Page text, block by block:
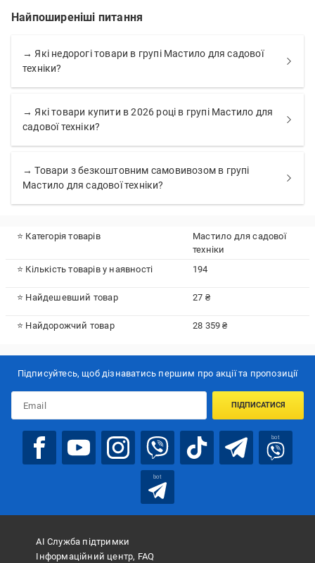
Найпоширеніші питання
→ Які недорогі товари в групі Мастило для садової
техніки?
→ Які товари купити в 2026 році в групі Мастило для
садової техніки?
→ Товари з безкоштовним самовивозом в групі
Мастило для садової техніки?
⭐ Категорія товарів
Мастило для садової
техніки
⭐ Кількість товарів у наявності
194
⭐ Найдешевший товар 27 ₴
⭐ Найдорожчий товар 28 359 ₴
Підписуйтесь, щоб дізнаватись першим про акції та пропозиції
ПІДПИСАТИСЯ
bot
bot
АІ Служба підтримки
Інформаційний центр, FAQ